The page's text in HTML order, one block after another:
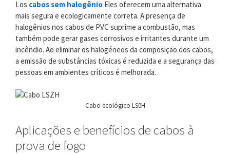
Los cabos sem halogênio Eles oferecem uma alternativa
mais segura e ecologicamente correta. A presença de
halogênios nos cabos de PVC suprime a combustão, mas
também pode gerar gases corrosivos e irritantes durante um
incêndio. Ao eliminar os halogéneos da composição dos cabos,
a emissão de substâncias tóxicas é reduzida e a segurança das
pessoas em ambientes críticos é melhorada.
Cabo ecológico LS0H
Aplicações e benefícios de cabos à
prova de fogo